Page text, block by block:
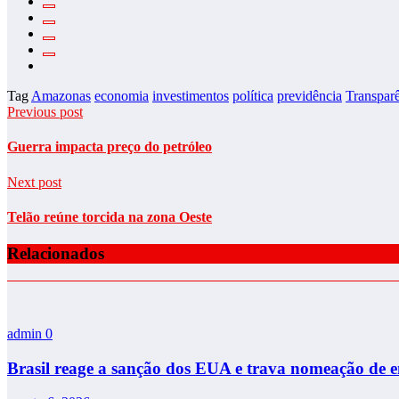
Tag Amazonas economia investimentos política previdência
Previous post
Guerra impacta preço do petróleo
Next post
Telão reúne torcida na zona Oeste
Relacionados
admin 0
Brasil reage a sanção dos EUA e trava nomeação de